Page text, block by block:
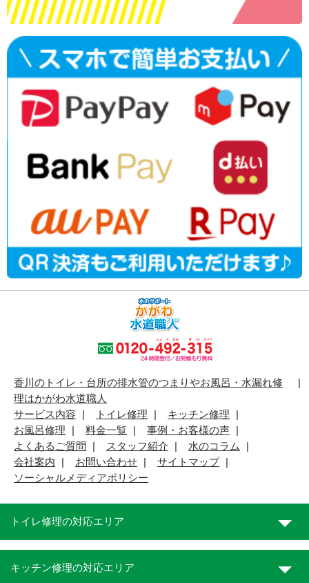
香川のトイレ・台所の排水管のつまりやお風呂・水漏れ修
理はかがわ水道職人
サービス内容
トイレ修理
キッチン修理
お風呂修理
料金一覧
事例・お客様の声
よくあるご質問
スタッフ紹介
水のコラム
会社案内
お問い合わせ
サイトマップ
ソーシャルメディアポリシー
トイレ修理の対応エリア
キッチン修理の対応エリア